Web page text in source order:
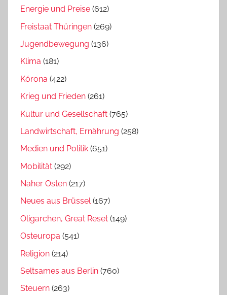
Energie und Preise (612)
Freistaat Thüringen (269)
Jugendbewegung (136)
Klima (181)
Kórona (422)
Krieg und Frieden (261)
Kultur und Gesellschaft (765)
Landwirtschaft, Ernährung (258)
Medien und Politik (651)
Mobilität (292)
Naher Osten (217)
Neues aus Brüssel(167)
Oligarchen, Great Reset (149)
Osteuropa (541)
Religion (214)
Seltsames aus Berlin (760)
Steuern (263)